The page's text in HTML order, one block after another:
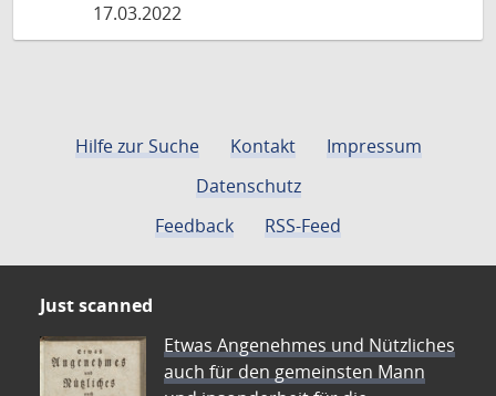
17.03.2022
Hilfe zur Suche Kontakt
Impressum
Datenschutz
Feedback
RSS-Feed
Just scanned
Etwas Angenehmes und Nützliches
auch für den gemeinsten Mann